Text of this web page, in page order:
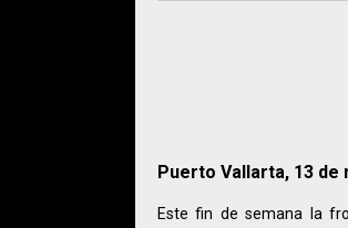
Puerto Vallarta, 13 de
Este fin de semana la